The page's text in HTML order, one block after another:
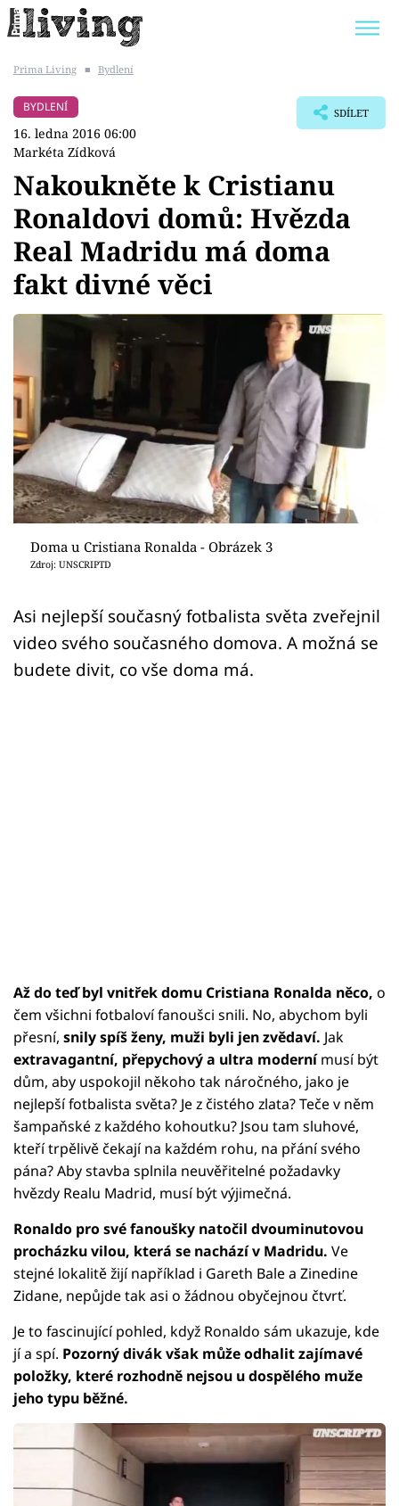
BYDLENÍ SLAVNÝCH
Témata
Bydlení
Zahrada
Design
Sledujte prima+
Přihlášení
Sledujte nás
Prima Living ■ Bydlení
BYDLENÍ
16. ledna 2016 06:00
Markéta Zídková
SDÍLET
Nakoukněte k Cristianu
Ronaldovi domů: Hvězda
Real Madridu má doma
fakt divné věci
Doma u Cristiana Ronalda - Obrázek 3
Zdroj: UNSCRIPTD
Asi nejlepší současný fotbalista světa zveřejnil
video svého současného domova. A možná se
budete divit, co vše doma má.
Až do teď byl vnitřek domu Cristiana Ronalda něco, o
čem všichni fotbaloví fanoušci snili. No, abychom byli
přesní, snily spíš ženy, muži byli jen zvědaví. Jak
extravagantní, přepychový a ultra modernímusí být
dům, aby uspokojil někoho tak náročného, jako je
nejlepší fotbalista světa? Je z čistého zlata? Teče v něm
šampaňské z každého kohoutku? Jsou tam sluhové,
kteří trpělivě čekají na každém rohu, na přání svého
pána? Aby stavba splnila neuvěřitelné požadavky
hvězdy Realu Madrid, musí být výjimečná.
Ronaldo pro své fanoušky natočil dvouminutovou
procházku vilou, která se nachází v Madridu. Ve
stejné lokalitě žijí například i Gareth Bale a Zinedine
Zidane, nepůjde tak asi o žádnou obyčejnou čtvrť.
Je to fascinující pohled, když Ronaldo sám ukazuje, kde
jí a spí. Pozorný divák však může odhalit zajímavé
položky, které rozhodně nejsou u dospělého muže
jeho typu běžné.